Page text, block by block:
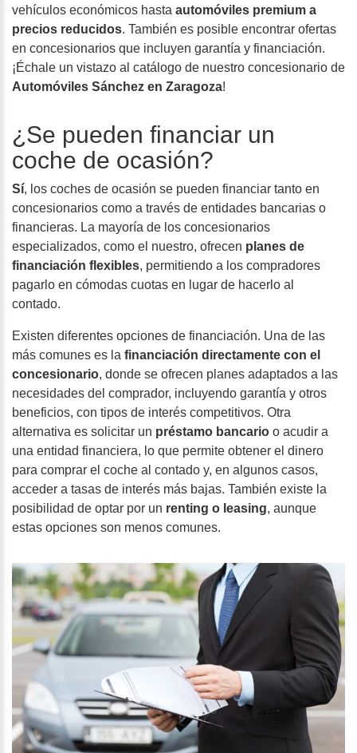
vehículos económicos hasta automóviles premium a
precios reducidos. También es posible encontrar ofertas
en concesionarios que incluyen garantía y financiación.
¡Échale un vistazo al catálogo de nuestro concesionario de
Automóviles Sánchez en Zaragoza!
¿Se pueden financiar un
coche de ocasión?
Sí, los coches de ocasión se pueden financiar tanto en
concesionarios como a través de entidades bancarias o
financieras. La mayoría de los concesionarios
especializados, como el nuestro, ofrecen planes de
financiación flexibles, permitiendo a los compradores
pagarlo en cómodas cuotas en lugar de hacerlo al
contado.
Existen diferentes opciones de financiación. Una de las
más comunes es la financiación directamente con el
concesionario, donde se ofrecen planes adaptados a las
necesidades del comprador, incluyendo garantía y otros
beneficios, con tipos de interés competitivos. Otra
alternativa es solicitar un préstamo bancario o acudir a
una entidad financiera, lo que permite obtener el dinero
para comprar el coche al contado y, en algunos casos,
acceder a tasas de interés más bajas. También existe la
posibilidad de optar por un renting o leasing, aunque
estas opciones son menos comunes.